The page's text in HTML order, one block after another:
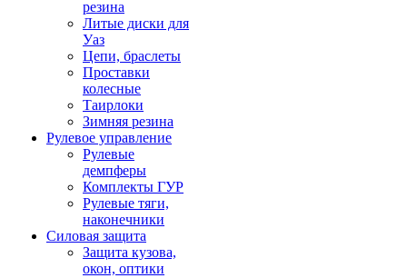
резина
Литые диски для
Уаз
Цепи, браслеты
Проставки
колесные
Таирлоки
Зимняя резина
Рулевое управление
Рулевые
демпферы
Комплекты ГУР
Рулевые тяги,
наконечники
Силовая защита
Защита кузова,
окон, оптики